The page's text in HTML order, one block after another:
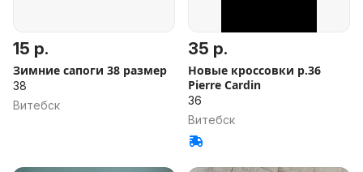
15 р.
Зимние сапоги 38 размер
38
Витебск
35 р.
Новые кроссовки р.36
Pierre Cardin
36
Витебск